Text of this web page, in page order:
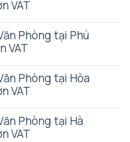
VAT
Phòng tại Phú
VAT
Phòng tại Hòa
VAT
Phòng tại Hà
VAT